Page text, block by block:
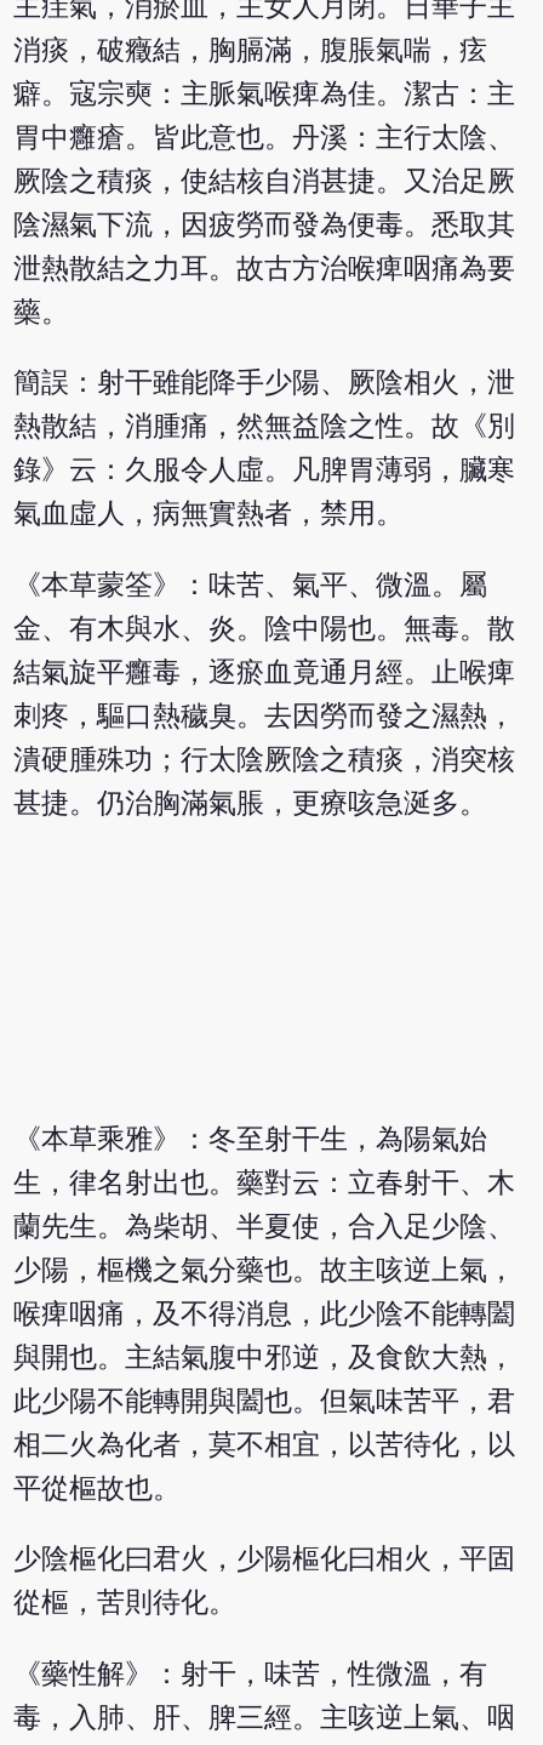
主疰氣，消瘀血，主女人月閉。日華子主
消痰，破癥結，胸膈滿，腹脹氣喘，痃
癖。寇宗奭：主脈氣喉痺為佳。潔古：主
胃中癰瘡。皆此意也。丹溪：主行太陰、
厥陰之積痰，使結核自消甚捷。又治足厥
陰濕氣下流，因疲勞而發為便毒。悉取其
泄熱散結之力耳。故古方治喉痺咽痛為要
藥。
簡誤：射干雖能降手少陽、厥陰相火，泄
熱散結，消腫痛，然無益陰之性。故《別
錄》云：久服令人虛。凡脾胃薄弱，臟寒
氣血虛人，病無實熱者，禁用。
《本草蒙筌》：味苦、氣平、微溫。屬
金、有木與水、炎。陰中陽也。無毒。散
結氣旋平癰毒，逐瘀血竟通月經。止喉痺
刺疼，驅口熱穢臭。去因勞而發之濕熱，
潰硬腫殊功；行太陰厥陰之積痰，消突核
甚捷。仍治胸滿氣脹，更療咳急涎多。
《本草乘雅》：冬至射干生，為陽氣始
生，律名射出也。藥對云：立春射干、木
蘭先生。為柴胡、半夏使，合入足少陰、
少陽，樞機之氣分藥也。故主咳逆上氣，
喉痺咽痛，及不得消息，此少陰不能轉闔
與開也。主結氣腹中邪逆，及食飲大熱，
此少陽不能轉開與闔也。但氣味苦平，君
相二火為化者，莫不相宜，以苦待化，以
平從樞故也。
少陰樞化曰君火，少陽樞化曰相火，平固
從樞，苦則待化。
《藥性解》：射干，味苦，性微溫，有
毒，入肺、肝、脾三經。主咳逆上氣、咽